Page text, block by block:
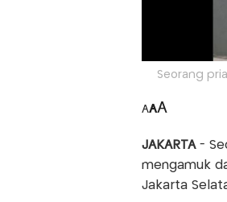
Seorang
AAA
JAKARTA-
mengamuk
Jakarta